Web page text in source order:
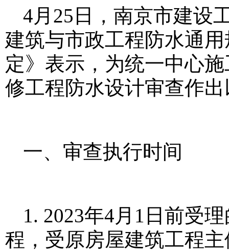
4月25日，南京市建设
建筑与市政工程防水通
定》表示，为统一中心
修工程防水设计审查作
一、审查执行时间
1. 2023年4月1日前受
程，受原房屋建筑工程